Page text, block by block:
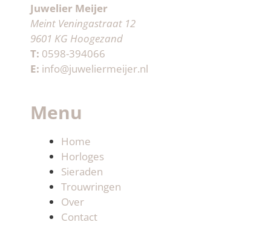
Juwelier Meijer
Meint Veningastraat 12
9601 KG Hoogezand
T: 0598-394066
E: info@juweliermeijer.nl
Menu
Home
Horloges
Sieraden
Trouwringen
Over
Contact